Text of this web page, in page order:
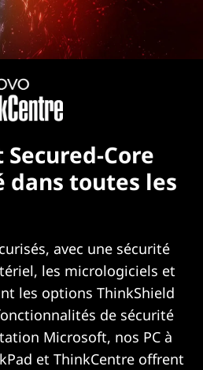
Core
dans toutes les
avec une sécurité
les micrologiciels et
les options ThinkShield
de sécurité
Microsoft, nos PC à
et ThinkCentre offrent